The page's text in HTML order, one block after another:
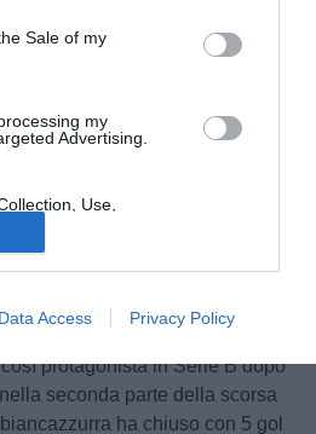
Sale of my
my
Advertising.
Use,
or Sharing of my
Unrelated with the
was collected.
Data Access Privacy Policy
Sport
domani a Genova, dove arriverà
un contratto annuale, con
legata al raggiungimento
protagonista in Serie B dopo
seconda parte della scorsa
ha chiuso con 5 gol